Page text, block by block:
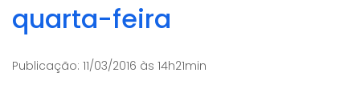
paraquarta-feira
Publicação: 11/03/2016 às 14h21min